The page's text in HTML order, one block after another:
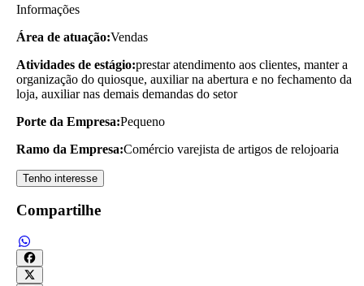
Informações
Área de atuação:Vendas
Atividades de estágio:prestar atendimento aos clientes, manter a
organização do quiosque, auxiliar na abertura e no fechamento da
loja, auxiliar nas demais demandas do setor
Porte da Empresa:Pequeno
Ramo da Empresa:Comércio varejista de artigos de relojoaria
Tenho interesse
Compartilhe